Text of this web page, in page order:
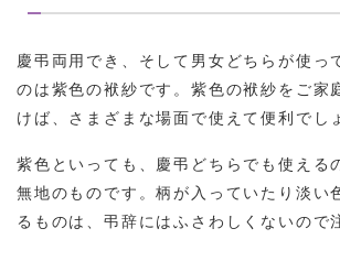
慶弔両用でき、そして男女どちらが使っ
のは紫色の袱紗です。紫色の袱紗をご家
けば、さまざまな場面で使えて便利でし
紫色といっても、慶弔どちらでも使える
無地のものです。柄が入っていたり淡い
るものは、弔辞にはふさわしくないので